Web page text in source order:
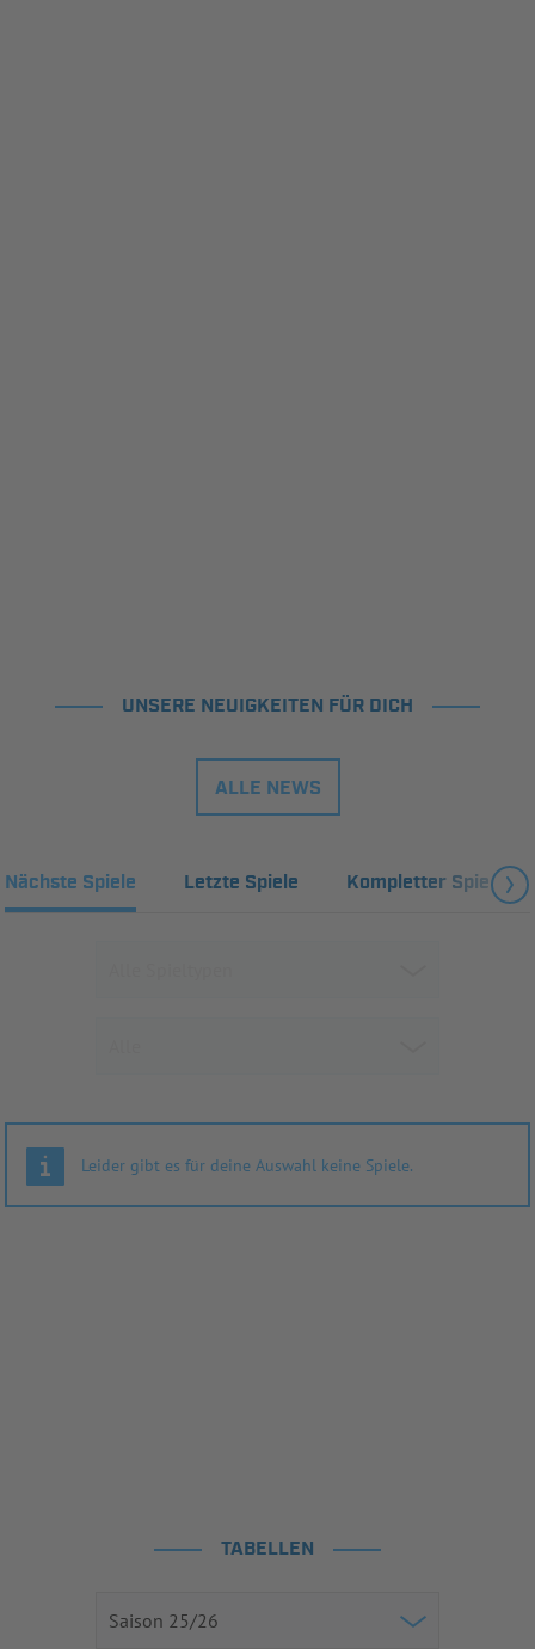
UNSERE NEUIGKEITEN FÜR DICH
ALLE NEWS
Nächste Spiele Letzte Spiele Kompletter Spielplan
Leider gibt es für deine Auswahl keine Spiele.
TABELLEN